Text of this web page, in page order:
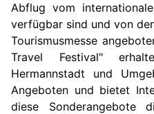
Abflug vom
verfügbar sind und von
Tourismusmesse
Travel Festival"
Hermannstadt und
Angeboten und bietet
diese Sonderangebote